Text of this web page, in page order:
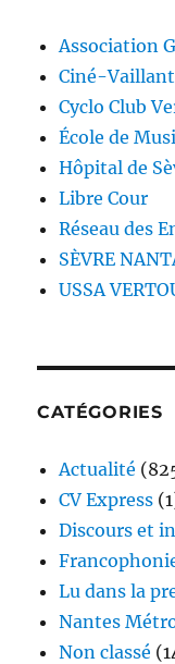
Association
Ciné-Vaillant
Cyclo Club
École de
Hôpital de
Libre Cour
Réseau des
SÈVRE
USSA
CATÉGORIES
Actualité
CV Express
Discours et
Lu dans la
Nantes
Non classé